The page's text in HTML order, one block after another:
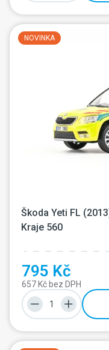
NOVINKA
Škoda Yeti FL
Kraje 560
795 Kč
657 Kč bez DPH